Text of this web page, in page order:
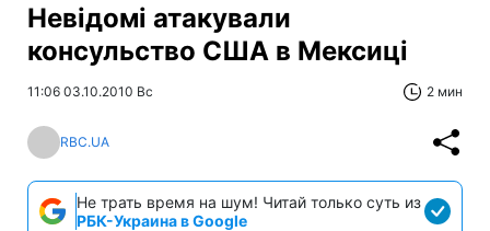
Невідомі атакували
консульство США в Мексиці
11:06 03.10.2010 Вс 2 мин
RBC.UA
Не трать время на шум! Читай только суть из
РБК-Украина в Google